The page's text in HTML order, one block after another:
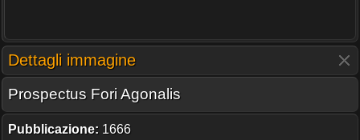
Dettagli immagine
Prospectus Fori Agonalis
Pubblicazione: 1666